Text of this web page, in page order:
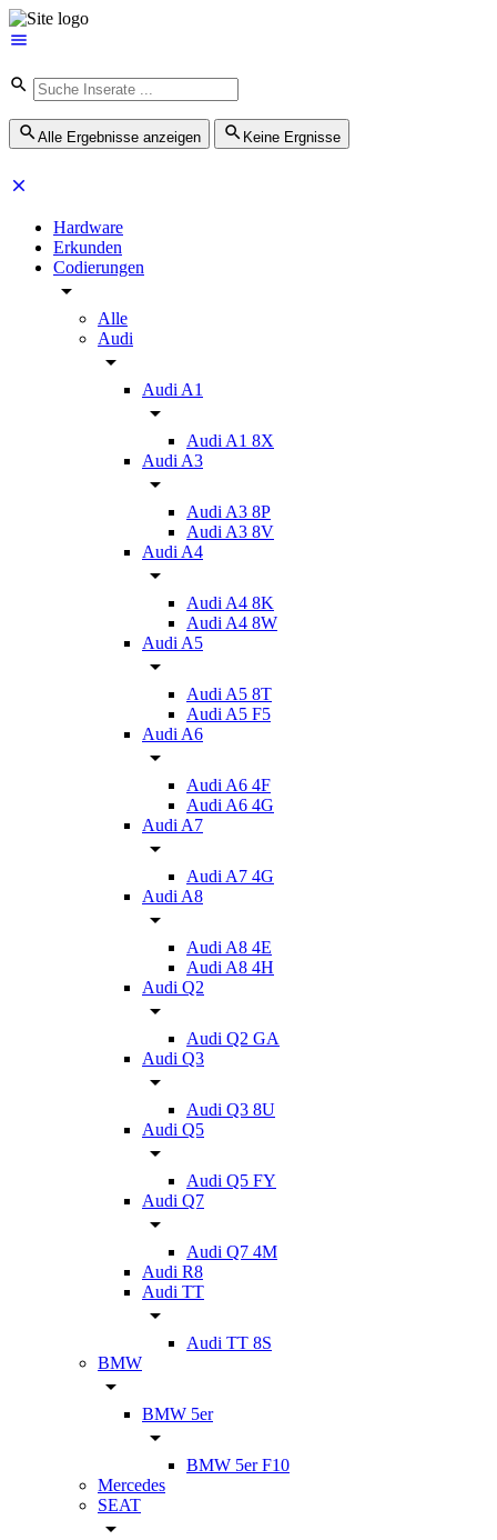
Alle Ergebnisse anzeigen Keine Ergnisse
Hardware
Erkunden
Codierungen
Alle
Audi
Audi A1
Audi A1 8X
Audi A3
Audi A3 8P
Audi A3 8V
Audi A4
Audi A4 8K
Audi A4 8W
Audi A5
Audi A5 8T
Audi A5 F5
Audi A6
Audi A6 4F
Audi A6 4G
Audi A7
Audi A7 4G
Audi A8
Audi A8 4E
Audi A8 4H
Audi Q2
Audi Q2 GA
Audi Q3
Audi Q3 8U
Audi Q5
Audi Q5 FY
Audi Q7
Audi Q7 4M
Audi R8
Audi TT
Audi TT 8S
BMW
BMW 5er
BMW 5er F10
Mercedes
SEAT